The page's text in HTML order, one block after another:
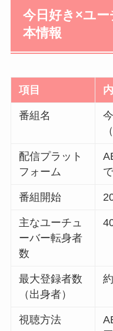
今日好き×ユ
本情報
項目
番組名
配信プラット
フォーム
番組開始
主なユーチュ
ーバー転身者
数
最大登録者数
（出身者）
視聴方法